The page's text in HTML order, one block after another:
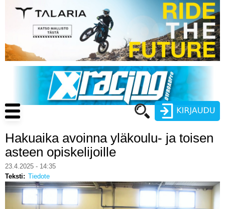
pääsisältöön
Käyttäjätunnus
Main
navigation
MOTOCROSS
Hakuaika avoinna yläkoulu- ja toisen
asteen opiskelijoille
23.4.2025 - 14:35
Teksti
Tiedote